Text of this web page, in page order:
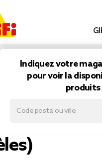
Indiquez votre
pour voir la
produits
de voyage
bagage
L24,5cm